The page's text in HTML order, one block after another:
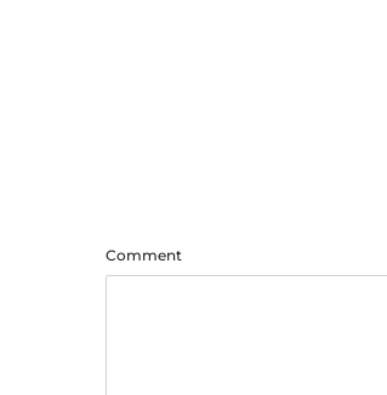
Comment